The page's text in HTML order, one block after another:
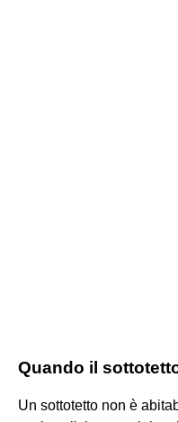
Quando il
Un sottotetto non è